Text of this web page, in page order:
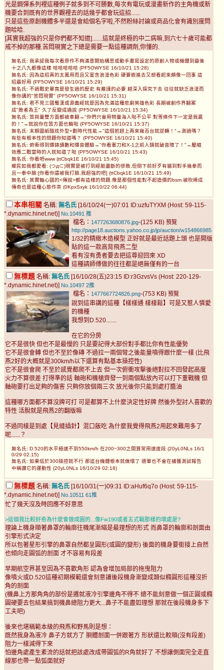
光是鋼彈系列裡這種例子就多到不可勝數,每次有電玩或漫畫新作的主角機或新
機要合到既有的世界觀裡去的話幾乎都會玩這招......
只是這些原創機體多半還是會給個名字啦,不然粉絲討論或商品化會有識別度問
題哈哈.
[其實我超強的只是你們都不知道].......這就是終極的中二病嘛,到六七十歲可能都
戒不掉的那種.苦悶現實之下總是需要一點這種調劑,你懂的.
無名氏: 我承認我每次看原作不夠滿意開始構思或動手畫寫設定的原創人物或機體到最後
十之八九都像這樣 哈哈哈哈哈 (PF5OWYSE 16/10/21 15:28)
無名氏: 因為這招真的太萬用而且又富含浪漫色彩 硬要嵌進去又想看起來頗像一回事 這
招最好用 (PF5OWYSE 16/10/21 15:29)
無名氏: 不過戰史畢竟是發生過的歷史 有嚴謹的必要 越深入探究下去 往往就缺乏浪漫而
像你講的"苦悶現實" (PF5OWYSE 16/10/21 15:31)
無名氏: 君不見三國蜀漢或源義經就是因為充滿這種悲劇英雄色彩 長期被創作界翻案
成"敗者為王" 久了反變成通說 (PF5OWYSE 16/10/21 15:34)
無名氏: 質與量雙方面都被車翻→"你們只會用物量海人啦不公平 對等條件下一定是我贏
的！"→就說你在質方面也輸啦 (PF5OWYSE 16/10/21 15:37)
無名氏: 末期圖紙酷炫外型+劃時代性能→"這個若趕上再來幾百台就逆轉！"→測過嗎？
有些有根本性的問題你知道嗎？ (PF5OWYSE 16/10/21 15:40)
無名氏: 俯衝得到爆錶讀數和爆音體驗→"你看軍刀和X-1之前人類就破音障了！"→壓縮
效應二戰當時的人就知道了啦 (PF5OWYSE 16/10/21 15:43)
無名氏: 你看吧www (ttCbqk1E 16/10/21 15:45)
鄉民如我都愛看: (つд⊂)現實是被打到經脈盡斷的慘敗,但倒下前好歹有貓到對手幾拳而
且一拳中臉:[你看你還被我打臉,我超強的吧] (ttCbqk1E 16/10/21 15:49)
無名氏: 其實軸心國的<傳說>都有這樣的問題.像是那個性能對不起造價的bsm.被吹捧成
傳奇也是這種心態作祟 (0KpxSxyk 16/10/22 06:44)
本串相關 名稱: 無名氏 [16/10/24(一)07:01 ID:uzfuTYXM (Host: 59-115-
*.dynamic.hinet.net)] No.10491 推
檔名： 1477263680876.jpg-(125 KB) 預覽
http://page18.auctions.yahoo.co.jp/jp/auction/w154866985
1/32的精緻木造模型 正好就是最近話題上頭 也是開版
貼的這一款高背飛燕二型
看有沒有勇者要去把這尊迎回來 XD
這種請師傅做的往往都是絕無僅有的一台
無標題 名稱: 無名氏 [16/10/28(五)23:15 ID:r3GzvsVs (Host: 220-129-
*.dynamic.hinet.net)] No.10497 2推
檔名： 1477667724826.png-(753 KB) 預覽
說到這串講的這種【樣樣通 樣樣鬆】可是又惹人憐愛
的機種
我想到D.520.......
在它的分房
它不是很快 但也不是最慢的 只是要記得大部份對手都比你有性能優勢
它不是很會轉 但也不至於像磚 不過拉一兩個彎之後能量噴得跟什麼一樣 (比飛
燕2好的大概就是300km/h以下還算有點基本操控性)
它不是很會爬 不至於感覺都爬不上去 但一次俯衝攻擊後絕對拉不回發起高度
火力不算很差 打得準的話 軸砲和機槍齊發一到兩個點放內可以打下重戰機 但
軸砲要打出足夠的傷害 只夠你放個兩三次 放光後你只能到處打醬油
這種哪方面都不算沒牌可打 可是都算不上什麼決定性好牌 然後外型討人喜歡的
特性 活脫就是飛燕2的翻版嘛
不過同樣是到處【見縫插針】混口飯吃 為什麼我覺得飛燕2用起來難用多了
呢......？
無名氏: D.520的水平極速不到550km/h 在200~300之間算常用速度段 (20yL0NLs 16/1
0/29 02:15)
無名氏: 如果低於300操控就不行 那這台機體根本就做壞了 德軍也不會在擄獲測試報告
中稱讚它的運動性 (20yL0NLs 16/10/29 02:18)
無標題 名稱: 無名氏 [16/10/31(一)09:31 ID:aHuf6q7o (Host: 59-115-
*.dynamic.hinet.net)] No.10511 61推
忙了幾天沒及時回應不好意思
>這個我比較好奇為什麼會做成圓的...像Fw190或者五式戰那樣的壞處是?
理論上機身順著鼻罩的輪廓往機尾漸縮是最理想的形式 而鼻罩的輪廓和剖面由
引擎形式決定
所以包著星形引擎的鼻罩自然都呈圓形(或圓的變形) 後面的機身要銜接上自然
也傾向走圓弧的剖面 才不容易有段差
早期航空界甚至因為不喜歡角形 認為會增加局部的拖曳阻力
像噴火或D.520這種初期模範還會刻意讓後段機身漸變成類似橢圓形這種沒折
角的剖面
(機鼻上方那角角的部份是遷就液冷引擎邊角不得不 總不能刻意做一個正圓或橢
圓硬要去包結果搞到機鼻總阻力更大...鼻子不能盡如理想 那就在後段機身多下
工夫吧)
後來也堪稱範本級的飛燕和野馬則是想：
既然我身為液冷 鼻子方就方了 胴體剖面一併跟著方 形狀還比較順(沒有段差)
阻力一樣減得下來
怕邊角處產生紊流的話就把該處改成帶圓弧的R角就好了 不想讓側面完全走直
線那也帶一點弧面就好